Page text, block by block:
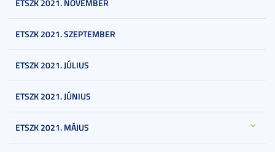
ETSZK 2021. NOVEMBER
ETSZK 2021. SZEPTEMBER
ETSZK 2021. JÚLIUS
ETSZK 2021. JÚNIUS
ETSZK 2021. MÁJUS